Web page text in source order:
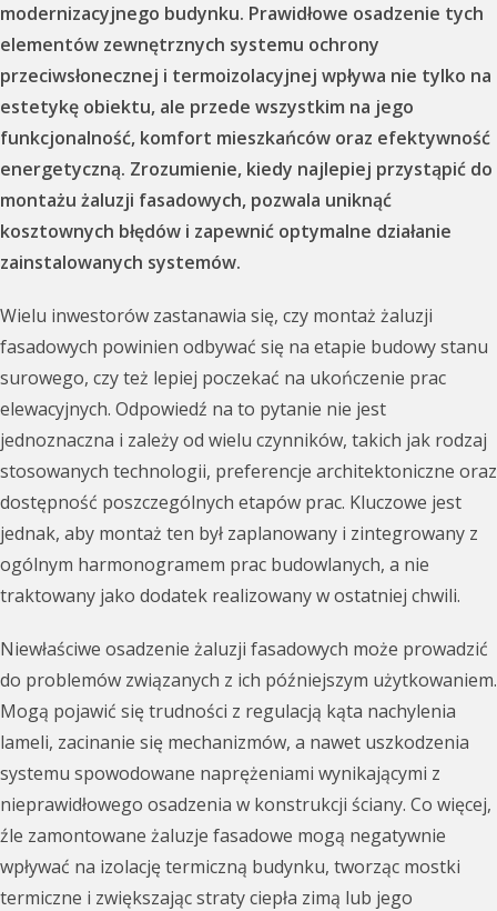
modernizacyjnego budynku. Prawidłowe osadzenie tych
elementów zewnętrznych systemu ochrony
przeciwsłonecznej i termoizolacyjnej wpływa nie tylko na
estetykę obiektu, ale przede wszystkim na jego
funkcjonalność, komfort mieszkańców oraz efektywność
energetyczną. Zrozumienie, kiedy najlepiej przystąpić do
montażu żaluzji fasadowych, pozwala uniknąć
kosztownych błędów i zapewnić optymalne działanie
zainstalowanych systemów.
Wielu inwestorów zastanawia się, czy montaż żaluzji
fasadowych powinien odbywać się na etapie budowy stanu
surowego, czy też lepiej poczekać na ukończenie prac
elewacyjnych. Odpowiedź na to pytanie nie jest
jednoznaczna i zależy od wielu czynników, takich jak rodzaj
stosowanych technologii, preferencje architektoniczne oraz
dostępność poszczególnych etapów prac. Kluczowe jest
jednak, aby montaż ten był zaplanowany i zintegrowany z
ogólnym harmonogramem prac budowlanych, a nie
traktowany jako dodatek realizowany w ostatniej chwili.
Niewłaściwe osadzenie żaluzji fasadowych może prowadzić
do problemów związanych z ich późniejszym użytkowaniem.
Mogą pojawić się trudności z regulacją kąta nachylenia
lameli, zacinanie się mechanizmów, a nawet uszkodzenia
systemu spowodowane naprężeniami wynikającymi z
nieprawidłowego osadzenia w konstrukcji ściany. Co więcej,
źle zamontowane żaluzje fasadowe mogą negatywnie
wpływać na izolację termiczną budynku, tworząc mostki
termiczne i zwiększając straty ciepła zimą lub jego